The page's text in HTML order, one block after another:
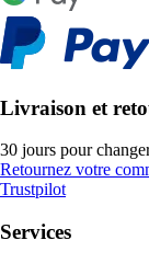
Livraison et
30 jours pour
Retournez votre
Trustpilot
Services